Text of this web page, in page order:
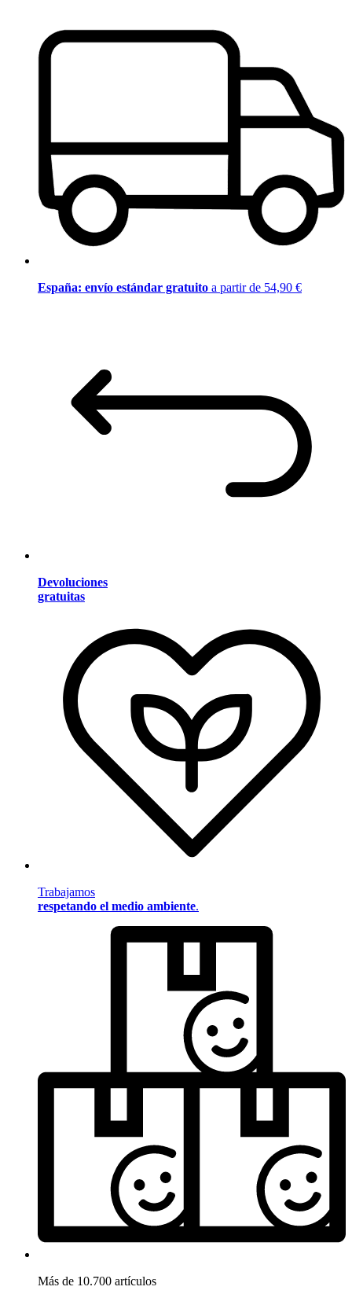
España: envío estándar gratuito a partir de 54,90 €
Devoluciones
gratuitas
Trabajamos
respetando el medio ambiente.
Más de 10.700 artículos